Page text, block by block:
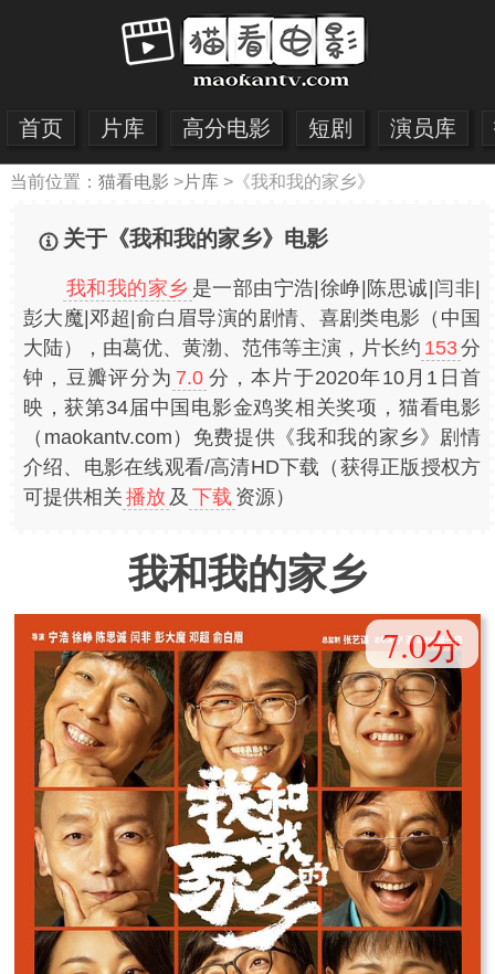
首页 片库 高分电影 短剧 演员库
当前位置： 猫看电影 >片库>《我和我的家乡》
关于《我和我的家乡》电影
我和我的家乡 是一部由宁浩|徐峥|陈思诚|闫非|
彭大魔|邓超|俞白眉导演的剧情、喜剧类电影（中国
大陆），由葛优、黄渤、范伟等主演，片长约 153分
钟，豆瓣评分为 7.0 分，本片于2020年10月1日首
映，获第34届中国电影金鸡奖相关奖项，猫看电影
（maokantv.com）免费提供《我和我的家乡》剧情
介绍、电影在线观看/高清HD下载（获得正版授权方
可提供相关 播放 及 下载 资源）
我和我的家乡
7.0分